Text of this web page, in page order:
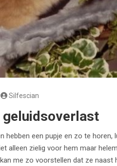
Silfescian
geluidsoverlast
hebben een pupje en zo te
alleen zielig voor hem maar
me zo voorstellen dat ze